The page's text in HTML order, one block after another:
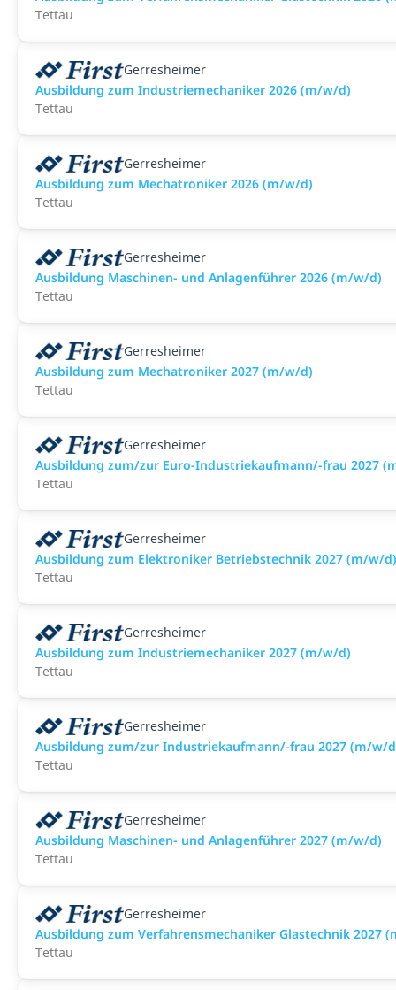
Tettau
Gerresheimer
Ausbildung zum Industriemechaniker 2026 (m/w/d)
Tettau
Gerresheimer
Ausbildung zum Mechatroniker 2026 (m/w/d)
Tettau
Gerresheimer
Ausbildung Maschinen- und Anlagenführer 2026 (m/w/d)
Tettau
Gerresheimer
Ausbildung zum Mechatroniker 2027 (m/w/d)
Tettau
Gerresheimer
Ausbildung zum/zur Euro-Industriekaufmann/-frau 2027
Tettau
Gerresheimer
Ausbildung zum Elektroniker Betriebstechnik 2027 (m/w/d)
Tettau
Gerresheimer
Ausbildung zum Industriemechaniker 2027 (m/w/d)
Tettau
Gerresheimer
Ausbildung zum/zur Industriekaufmann/-frau 2027 (m/w/
Tettau
Gerresheimer
Ausbildung Maschinen- und Anlagenführer 2027 (m/w/d)
Tettau
Gerresheimer
Ausbildung zum Verfahrensmechaniker Glastechnik 2027
Tettau